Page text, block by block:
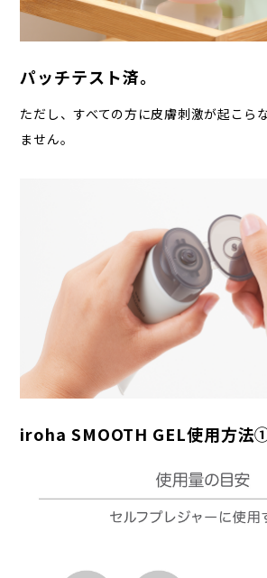
パッチテスト済。
ただし、すべての方に皮膚刺激が起こら
ません。
iroha SMOOTH GEL使用方法